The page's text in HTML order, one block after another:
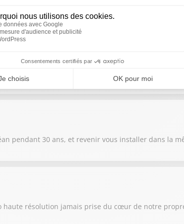
d'incendie depuis plusieurs jours
Soleil, provoquant la plus grande éclipse solaire
pendant 30 ans, et revenir vous installer dans la
résolution jamais prise du cœur de notre